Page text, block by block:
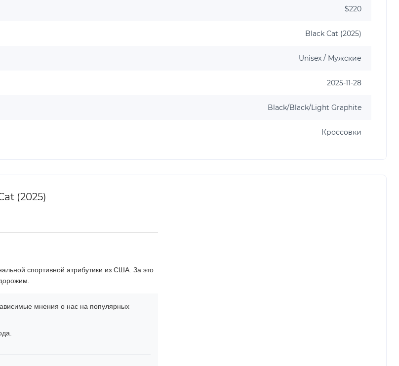
$220
Black Cat (2025)
Unisex / Мужские
2025-11-28
Black/Black/Light Graphite
Кроссовки
(2025)
спортивной атрибутики из США. За это
мнения о нас на популярных